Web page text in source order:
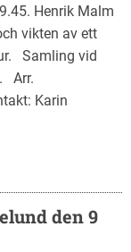
Henrik Malm
vikten av ett
Samling vid
Arr.
Karin
den 9